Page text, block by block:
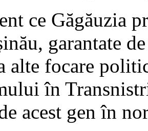
ce Găgăuzia
garantate
alte focare
în
acest gen în